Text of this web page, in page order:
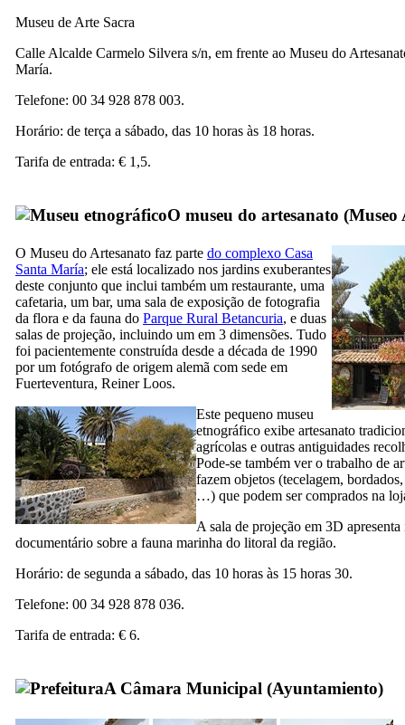
Museu de Arte Sacra
Calle Alcalde Carmelo Silvera s/n, em frente ao Museu do
María.
Telefone: 00 34 928 878 003.
Horário: de terça a sábado, das 10 horas às 18 horas.
Tarifa de entrada: € 1,5.
O museu do artesanato (Museo
O Museu do Artesanato faz parte do complexo Casa
Santa María; ele está localizado nos jardins exuberantes
deste conjunto que inclui também um restaurante, uma
cafetaria, um bar, uma sala de exposição de fotografia
da flora e da fauna do Parque Rural Betancuria, e duas
salas de projeção, incluindo um em 3 dimensões. Tudo
foi pacientemente construída desde a década de 1990
por um fotógrafo de origem alemã com sede em
Fuerteventura, Reiner Loos.
Este pequeno museu
etnográfico exibe artesanato
agrícolas e outras antiguidades
Pode-se também ver o trabalho de
fazem objetos (tecelagem,
…) que podem ser comprados na
A sala de projeção em 3D
documentário sobre a fauna marinha do litoral da região.
Horário: de segunda a sábado, das 10 horas às 15 horas 30.
Telefone: 00 34 928 878 036.
Tarifa de entrada: € 6.
A Câmara Municipal (Ayuntamiento)